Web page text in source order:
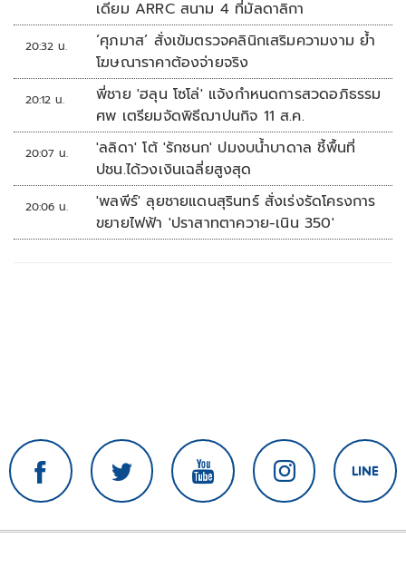
เดียม ARRC สนาม 4 ที่มัลดาลิกา
20:32 น.
‘ศุภมาส’ สั่งเข้มตรวจคลินิกเสริมความงาม ย้ำ
โฆษณาราคาต้องจ่ายจริง
20:12 น.
พี่ชาย 'ฮลุน โซโล่' แจ้งกำหนดการสวดอภิธรรม
ศพ เตรียมจัดพิธีฌาปนกิจ 11 ส.ค.
20:07 น.
'ลลิดา' โต้ 'รักชนก' ปมงบน้ำบาดาล ชี้พื้นที่
ปชน.ได้วงเงินเฉลี่ยสูงสุด
20:06 น.
'พลพีร์' ลุยชายแดนสุรินทร์ สั่งเร่งรัดโครงการ
ขยายไฟฟ้า 'ปราสาทตาควาย-เนิน 350'